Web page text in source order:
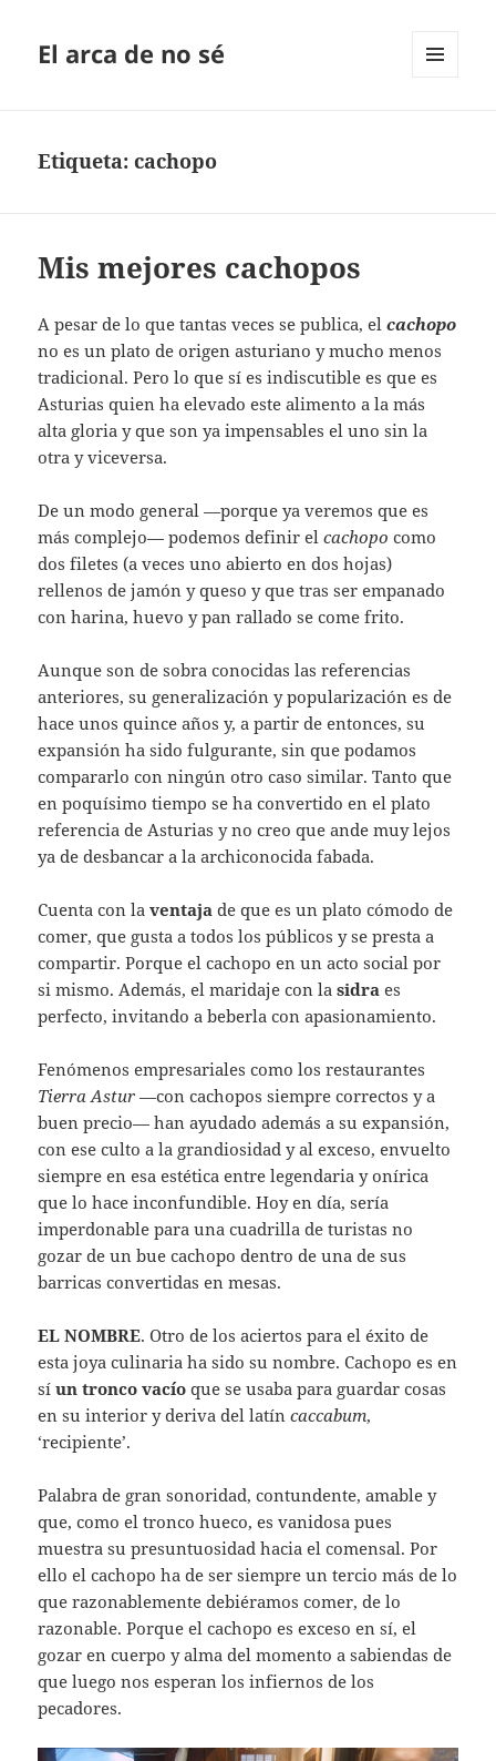
El arca de no sé
Etiqueta:cachopo
Mis mejores cachopos
A pesar de lo que tantas veces se publica, elcachopo
no es un plato de origen asturiano y mucho menos
tradicional. Pero lo que sí es indiscutible es que es
Asturias quien ha elevado este alimento a la más
alta gloria y que son ya impensables el uno sin la
otra y viceversa.
De un modo general —porque ya veremos que es
más complejo— podemos definir elcachopocomo
dos filetes (a veces uno abierto en dos hojas)
rellenos de jamón y queso y que tras ser empanado
con harina, huevo y pan rallado se come frito.
Aunque son de sobra conocidas las referencias
anteriores, su generalización y popularización es de
hace unos quince años y, a partir de entonces, su
expansión ha sido fulgurante, sin que podamos
compararlo con ningún otro caso similar. Tanto que
en poquísimo tiempo se ha convertido en el plato
referencia de Asturias y no creo que ande muy lejos
ya de desbancar a la archiconocida fabada.
Cuenta con laventajade que es un plato cómodo de
comer, que gusta a todos los públicos y se presta a
compartir. Porque el cachopo en un acto social por
si mismo. Además, el maridaje con lasidraes
perfecto, invitando a beberla con apasionamiento.
Fenómenos empresariales como los restaurantes
Tierra Astur —con cachopos siempre correctos y a
buen precio— han ayudado además a su expansión,
con ese culto a la grandiosidad y al exceso, envuelto
siempre en esa estética entre legendaria y onírica
que lo hace inconfundible. Hoy en día, sería
imperdonable para una cuadrilla de turistas no
gozar de un bue cachopo dentro de una de sus
barricas convertidas en mesas.
EL NOMBRE. Otro de los aciertos para el éxito de
esta joya culinaria ha sido su nombre. Cachopo es en
síun tronco vacío que se usaba para guardar cosas
en su interior y deriva del latíncaccabum,
‘recipiente’.
Palabra de gran sonoridad, contundente, amable y
que, como el tronco hueco, es vanidosa pues
muestra su presuntuosidad hacia el comensal. Por
ello el cachopo ha de ser siempre un tercio más de lo
que razonablemente debiéramos comer, de lo
razonable. Porque el cachopo es exceso en sí, el
gozar en cuerpo y alma del momento a sabiendas de
que luego nos esperan los infiernos de los
pecadores.